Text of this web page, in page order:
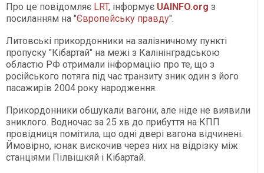
Про це повідомляє LRT, інформує UAINFO.org з
посиланням на "Європейську правду".
Литовські прикордонники на залізничному пункті
пропуску "Кібартай" на межі з Калінінградською
областю РФ отримали інформацію про те, що з
російського потяга під час транзиту зник один з його
пасажирів 2004 року народження.
Прикордонники обшукали вагони, але ніде не виявили
зниклого. Водночас за 25 хв до прибуття на КПП
провідниця помітила, що одні двері вагона відчинені.
Ймовірно, юнак вискочив через них на відрізку між
станціями Пілвішкяй і Кібартай.